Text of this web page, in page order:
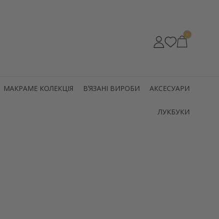
0
МАКРАМЕ КОЛЕКЦІЯ ВʼЯЗАНІ ВИРОБИ АКСЕСУАРИ
ЛУКБУКИ